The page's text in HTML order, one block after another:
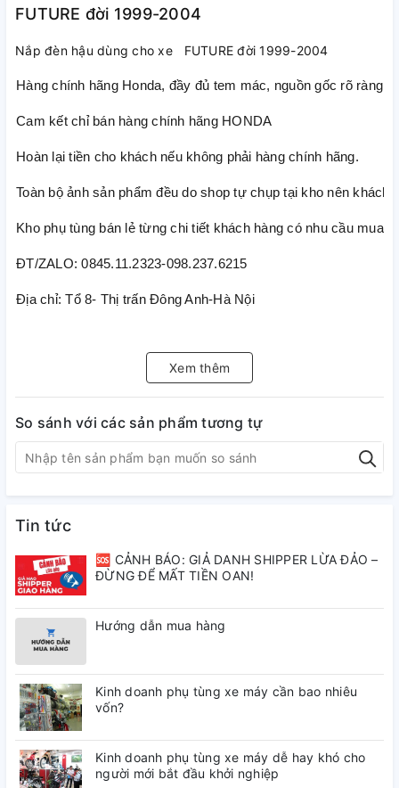
FUTURE đời 1999-2004
Nắp đèn hậu dùng cho xe FUTURE đời 1999-2004
Hàng chính hãng Honda, đầy đủ tem mác, nguồn gốc rõ ràng
Cam kết chỉ bán hàng chính hãng HONDA
Hoàn lại tiền cho khách nếu không phải hàng chính hãng.
Toàn bộ ảnh sản phẩm đều do shop tự chụp tại kho nên khách
Kho phụ tùng bán lẻ từng chi tiết khách hàng có nhu cầu mua
ĐT/ZALO: 0845.11.2323-098.237.6215
Địa chỉ: Tổ 8- Thị trấn Đông Anh-Hà Nội
Xem thêm
So sánh với các sản phẩm tương tự
Tin tức
🆘 CẢNH BÁO: GIẢ DANH SHIPPER LỪA ĐẢO –
ĐỪNG ĐỂ MẤT TIỀN OAN!
Hướng dẫn mua hàng
Kinh doanh phụ tùng xe máy cần bao nhiêu
vốn?
Kinh doanh phụ tùng xe máy dễ hay khó cho
người mới bắt đầu khởi nghiệp